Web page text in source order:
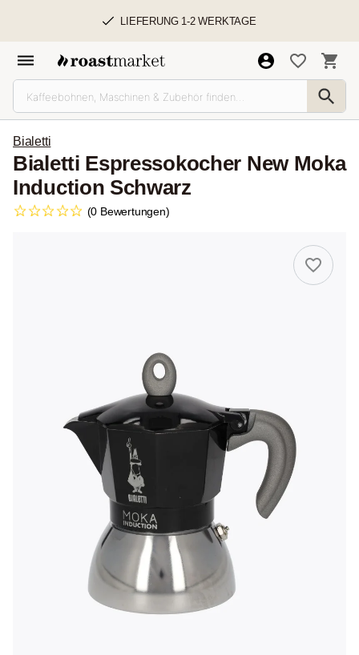
LIEFERUNG 1-2 WERKTAGE
Bialetti
Bialetti Espressokocher New Moka
Induction Schwarz
(0 Bewertungen)